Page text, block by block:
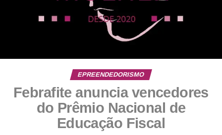
EPREENDEDORISMO
Febrafite anuncia vencedores
do Prêmio Nacional de
Educação Fiscal